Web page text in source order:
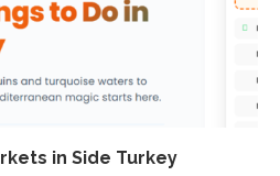
in Side Turkey